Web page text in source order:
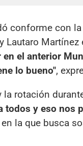
conforme con
y Lautaro Martínez
en el anterior
lo bueno",
rotación
todos y eso nos
la que busca